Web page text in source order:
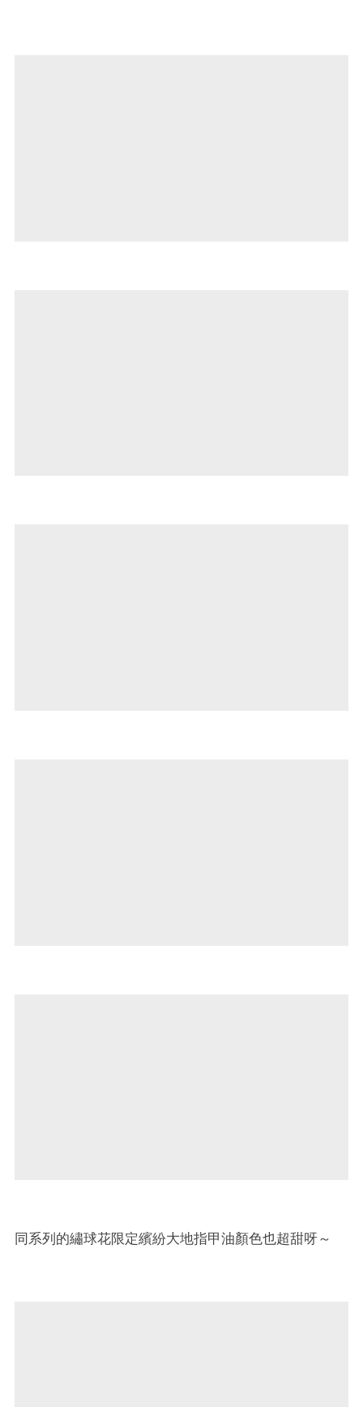
同系列的繡球花限定繽紛大地指甲油顏色也超甜呀～